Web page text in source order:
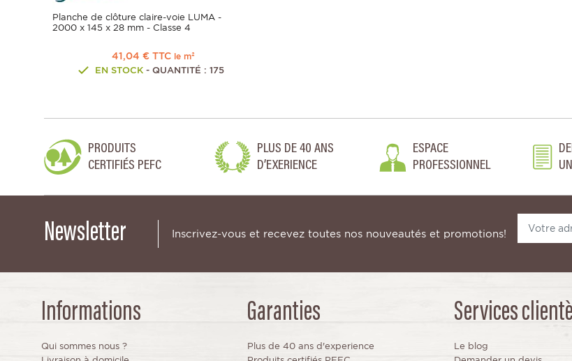
Planche de clôture claire-voie LUMA -
2000 x 145 x 28 mm - Classe 4
41,04 € TTC le m²
EN STOCK- QUANTITÉ : 175
PRODUITS
CERTIFIÉS PEFC
PLUS DE 40 ANS
D’EXERIENCE
ESPACE
PROFESSIONNEL
Newsletter Inscrivez-vous et recevez toutes nos nouveautés et promotions!
Informations
Qui sommes nous ?
Garanties
Plus de 40 ans d'experience
Services
Le blog